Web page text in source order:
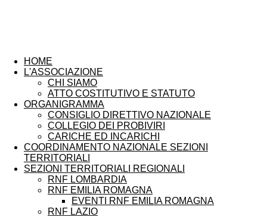
HOME
L'ASSOCIAZIONE
CHI SIAMO
ATTO COSTITUTIVO E STATUTO
ORGANIGRAMMA
CONSIGLIO DIRETTIVO NAZIONALE
COLLEGIO DEI PROBIVIRI
CARICHE ED INCARICHI
COORDINAMENTO NAZIONALE SEZIONI
TERRITORIALI
SEZIONI TERRITORIALI REGIONALI
RNF LOMBARDIA
RNF EMILIA ROMAGNA
EVENTI RNF EMILIA ROMAGNA
RNF LAZIO